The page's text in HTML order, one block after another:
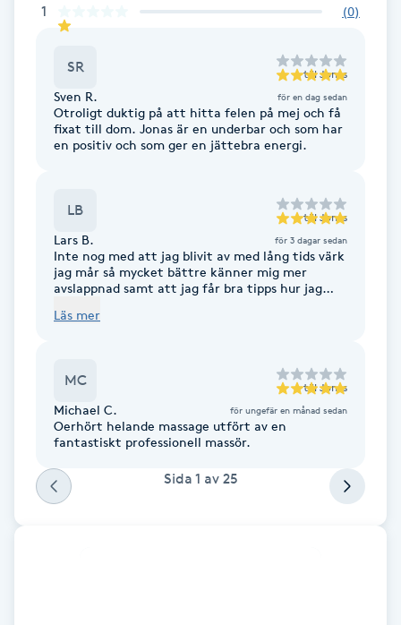
Fotsvamp
Fransar
Fransfärgning
Fransförlängning
Fransförlängning Megavolym
Fransk manikyr
Fransrengöring
Frekvensterapi
1 (0)
SR till Jonas
Sven R. för en dag sedan
Otroligt duktig på att hitta felen på mej och få
fixat till dom. Jonas är en underbar och som har
en positiv och som ger en jättebra energi.
LB till Jonas
Lars B. för 3 dagar sedan
Inte nog med att jag blivit av med lång tids värk
jag mår så mycket bättre känner mig mer
avslappnad samt att jag får bra tipps hur jag
tack Jonas Rekonenderar varmt
Läs mer
MC till Jonas
Michael C. för ungefär en månad sedan
Oerhört helande massage utfört av en
fantastiskt professionell massör.
Sida 1 av 25